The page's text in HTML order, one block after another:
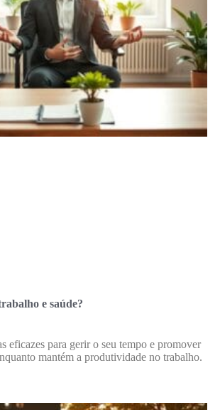
e saúde?
eficazes para gerir o seu tempo e promover
mantém a produtividade no trabalho.